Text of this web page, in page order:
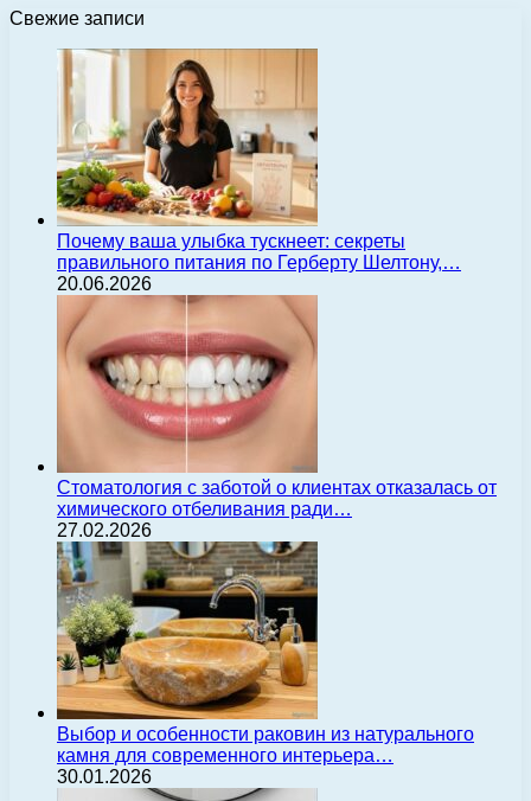
Свежие записи
Почему ваша улыбка тускнеет: секреты
правильного питания по Герберту Шелтону,…
20.06.2026
Стоматология с заботой о клиентах отказалась от
химического отбеливания ради…
27.02.2026
Выбор и особенности раковин из натурального
камня для современного интерьера…
30.01.2026